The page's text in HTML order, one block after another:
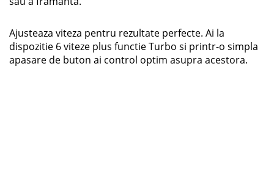
Ajusteaza viteza pentru rezultate perfecte. Ai la
dispozitie 6 viteze plus functie Turbo si printr-o simpla
apasare de buton ai control optim asupra acestora.